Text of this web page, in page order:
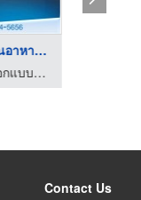
Contact Us